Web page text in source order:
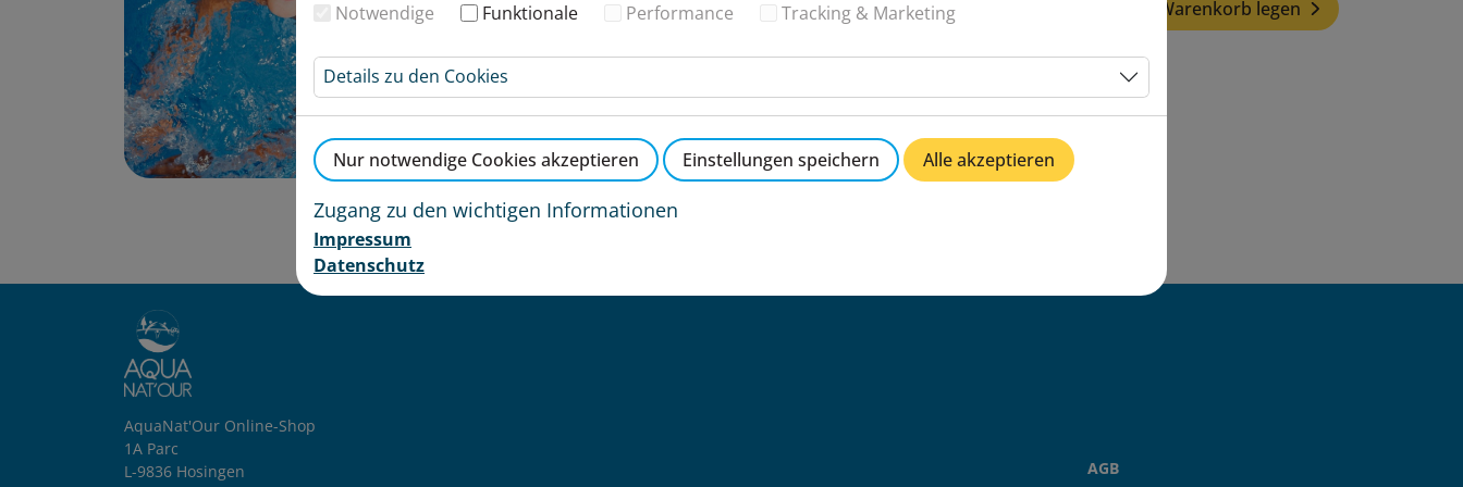
In den Warenkorb legen
AquaNat'Our Online-Shop
1A Parc
L-9836 Hosingen
AGB
Notwendige
Funktionale Performance Tracking & Marketing
Details zu den Cookies
Nur notwendige Cookies akzeptieren Einstellungen speichern Alle akzeptieren
Zugang zu den wichtigen Informationen
Impressum
Datenschutz